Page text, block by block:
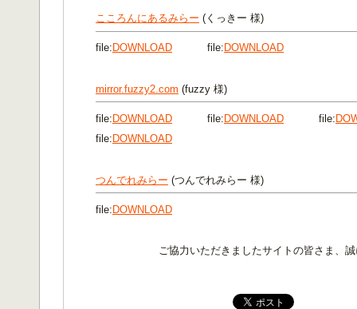
こころんにあるみらー (くっきー 様)
file: DOWNLOAD file: DOWNLOAD
mirror.fuzzy2.com (fuzzy 様)
file: DOWNLOAD file: DOWNLOAD file:
file: DOWNLOAD
つんでれみらー (つんでれみらー 様)
file:DOWNLOAD
ご協力いただきましたサイトの皆さま、